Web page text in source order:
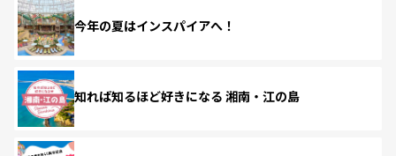
今年の夏はインスパイアへ！
知れば知るほど好きになる 湘南・江の島